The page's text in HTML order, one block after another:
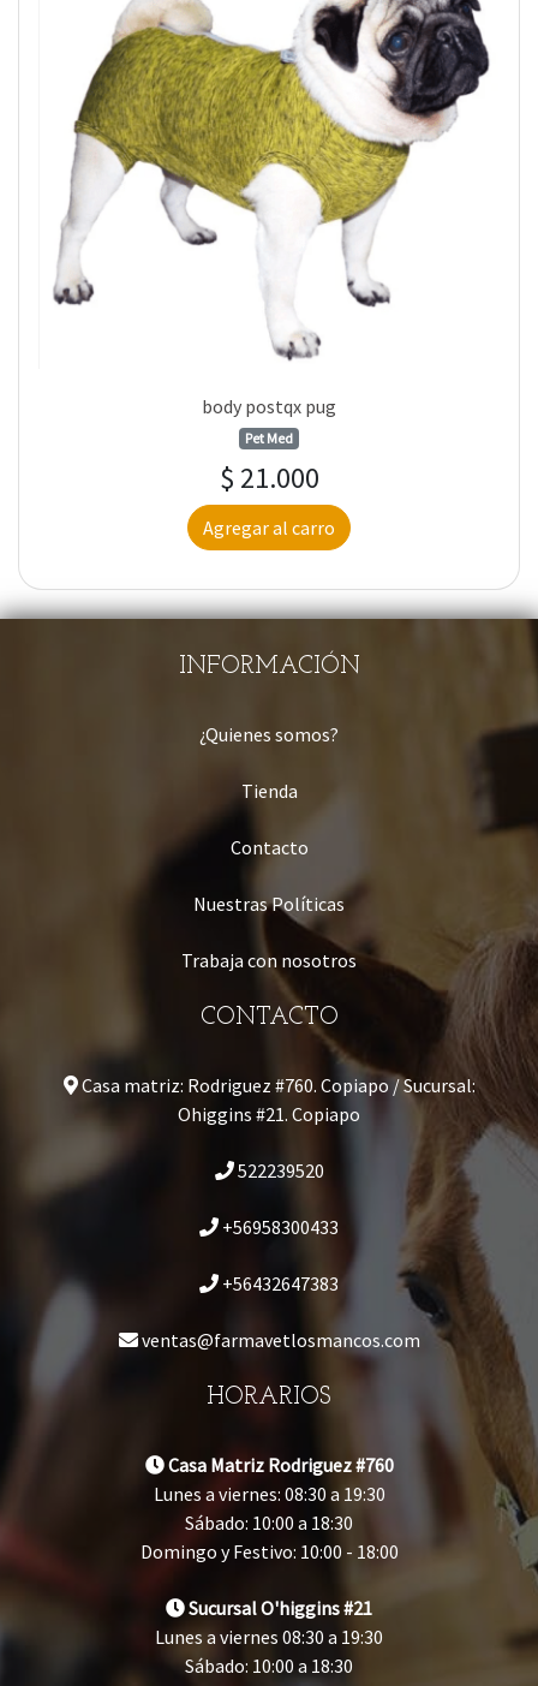
body postqx pug
Pet Med
$ 21.000
Agregar al carro
INFORMACIÓN
¿Quienes somos?
Tienda
Contacto
Nuestras Políticas
Trabaja con nosotros
CONTACTO
Casa matriz: Rodriguez #760. Copiapo / Sucursal:
Ohiggins #21. Copiapo
522239520
+56958300433
+56432647383
ventas@farmavetlosmancos.com
HORARIOS
Casa Matriz Rodriguez #760
Lunes a viernes: 08:30 a 19:30
Sábado: 10:00 a 18:30
Domingo y Festivo: 10:00 - 18:00
Sucursal O'higgins #21
Lunes a viernes 08:30 a 19:30
Sábado: 10:00 a 18:30